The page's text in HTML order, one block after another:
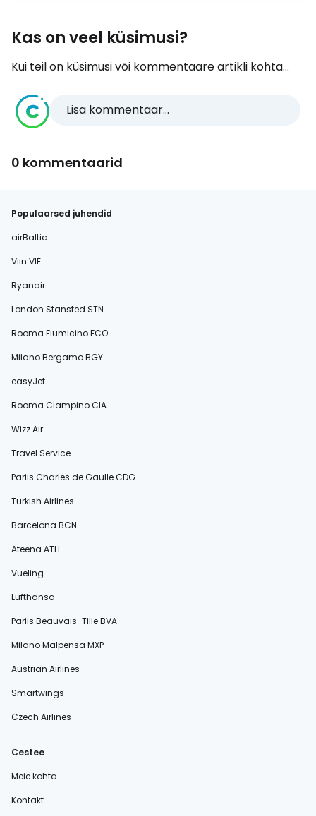
Kas on veel küsimusi?
Kui teil on küsimusi või kommentaare artikli kohta...
Lisa kommentaar...
0 kommentaarid
Populaarsed juhendid
airBaltic
Viin VIE
Ryanair
London Stansted STN
Rooma Fiumicino FCO
Milano Bergamo BGY
easyJet
Rooma Ciampino CIA
Wizz Air
Travel Service
Pariis Charles de Gaulle CDG
Turkish Airlines
Barcelona BCN
Ateena ATH
Vueling
Lufthansa
Pariis Beauvais-Tille BVA
Milano Malpensa MXP
Austrian Airlines
Smartwings
Czech Airlines
Cestee
Meie kohta
Kontakt